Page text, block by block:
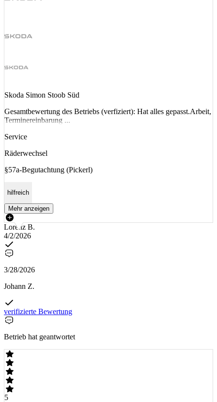
Skoda Simon Stoob Süd
Gesamtbewertung des Betriebs (verfiziert): Hat alles gepasst.Arbeit,
Terminereinbarung ...
Service
Räderwechsel
§57a-Begutachtung (Pickerl)
hilfreich
Mehr anzeigen
Lorenz B.
4/2/2026
3/28/2026
Johann Z.
verifizierte Bewertung
Betrieb hat geantwortet
5